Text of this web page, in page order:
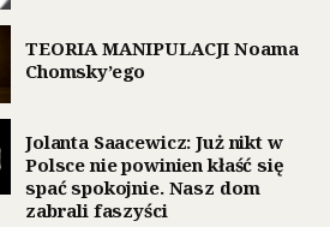
TEORIA MANIPULACJI Noama
Chomsky’ego
Jolanta Saacewicz: Już nikt w
Polsce nie powinien kłaść się
spać spokojnie. Nasz dom
zabrali faszyści